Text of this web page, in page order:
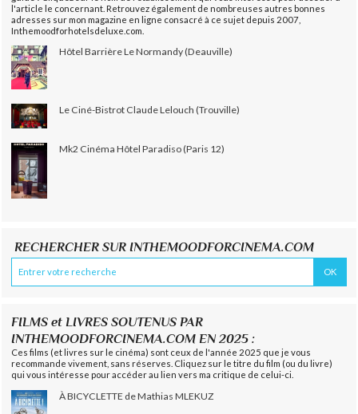
l'article le concernant. Retrouvez également de nombreuses autres bonnes
adresses sur mon magazine en ligne consacré à ce sujet depuis 2007,
Inthemoodforhotelsdeluxe.com.
Hôtel Barrière Le Normandy (Deauville)
Le Ciné-Bistrot Claude Lelouch (Trouville)
Mk2 Cinéma Hôtel Paradiso (Paris 12)
RECHERCHER SUR INTHEMOODFORCINEMA.COM
FILMS et LIVRES SOUTENUS PAR
INTHEMOODFORCINEMA.COM EN 2025 :
Ces films (et livres sur le cinéma) sont ceux de l'année 2025 que je vous
recommande vivement, sans réserves. Cliquez sur le titre du film (ou du livre)
qui vous intéresse pour accéder au lien vers ma critique de celui-ci.
À BICYCLETTE de Mathias MLEKUZ